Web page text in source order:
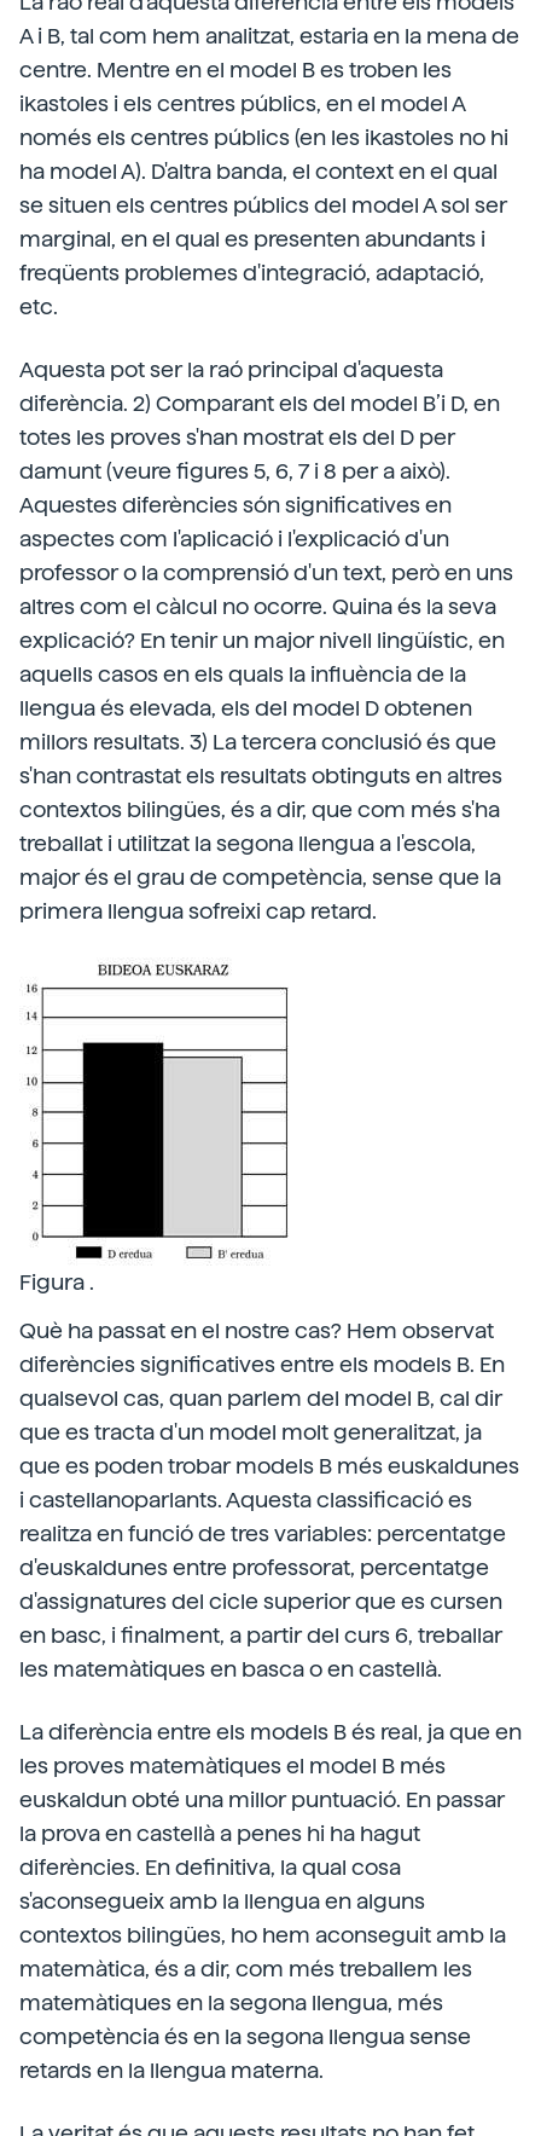
A i B, tal com hem analitzat, estaria en la mena de
centre. Mentre en el model B es troben les
ikastoles i els centres públics, en el model A
només els centres públics (en les ikastoles no hi
ha model A). D'altra banda, el context en el qual
se situen els centres públics del model A sol ser
marginal, en el qual es presenten abundants i
freqüents problemes d'integració, adaptació,
etc.
Aquesta pot ser la raó principal d'aquesta
diferència. 2) Comparant els del model B’i D, en
totes les proves s'han mostrat els del D per
damunt (veure figures 5, 6, 7 i 8 per a això).
Aquestes diferències són significatives en
aspectes com l'aplicació i l'explicació d'un
professor o la comprensió d'un text, però en uns
altres com el càlcul no ocorre. Quina és la seva
explicació? En tenir un major nivell lingüístic, en
aquells casos en els quals la influència de la
llengua és elevada, els del model D obtenen
millors resultats. 3) La tercera conclusió és que
s'han contrastat els resultats obtinguts en altres
contextos bilingües, és a dir, que com més s'ha
treballat i utilitzat la segona llengua a l'escola,
major és el grau de competència, sense que la
primera llengua sofreixi cap retard.
Figura .
Què ha passat en el nostre cas? Hem observat
diferències significatives entre els models B. En
qualsevol cas, quan parlem del model B, cal dir
que es tracta d'un model molt generalitzat, ja
que es poden trobar models B més euskaldunes
i castellanoparlants. Aquesta classificació es
realitza en funció de tres variables: percentatge
d'euskaldunes entre professorat, percentatge
d'assignatures del cicle superior que es cursen
en basc, i finalment, a partir del curs 6, treballar
les matemàtiques en basca o en castellà.
La diferència entre els models B és real, ja que en
les proves matemàtiques el model B més
euskaldun obté una millor puntuació. En passar
la prova en castellà a penes hi ha hagut
diferències. En definitiva, la qual cosa
s'aconsegueix amb la llengua en alguns
contextos bilingües, ho hem aconseguit amb la
matemàtica, és a dir, com més treballem les
matemàtiques en la segona llengua, més
competència és en la segona llengua sense
retards en la llengua materna.